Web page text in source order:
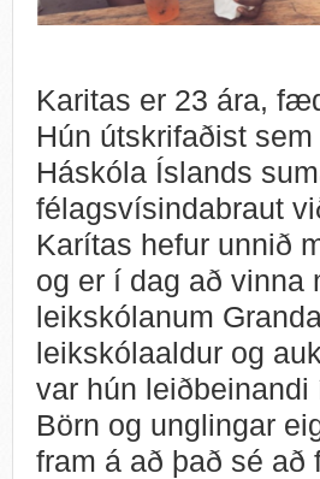
Karitas er 23 ára,
Hún útskrifaðist
Háskóla Íslands
félagsvísindabraut
Karítas hefur unnið
og er í dag að vinna
leikskólanum
leikskólaaldur og
var hún
Börn og unglingar
fram á að það sé að